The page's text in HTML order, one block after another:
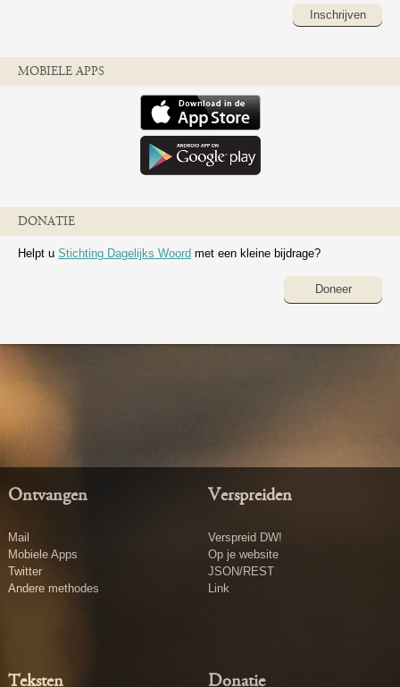
Inschrijven
MOBIELE APPS
DONATIE
Helpt u Stichting Dagelijks Woord met een kleine bijdrage?
Doneer
Ontvangen
Mail
Mobiele Apps
Twitter
Andere methodes
Verspreiden
Verspreid DW!
Op je website
JSON/REST
Link
Teksten Donatie